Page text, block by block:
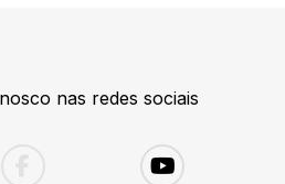
nas redes sociais